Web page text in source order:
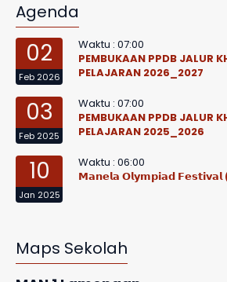
Agenda
02
Feb 2026
Waktu : 07:00
PEMBUKAAN PPDB JALUR
PELAJARAN 2026_2027
03
Feb 2025
Waktu : 07:00
PEMBUKAAN PPDB JALUR
PELAJARAN 2025_2026
10
Jan 2025
Waktu : 06:00
𝗠𝗮𝗻𝗲𝗹𝗮 𝗢𝗹𝘆𝗺𝗽𝗶𝗮𝗱
Maps Sekolah